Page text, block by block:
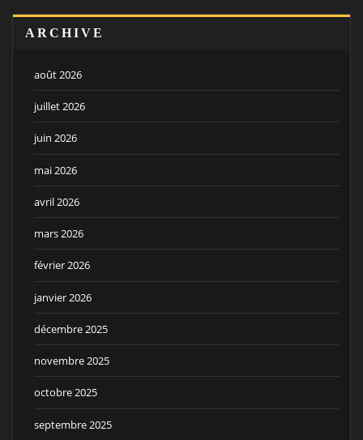
ARCHIVE
août 2026
juillet 2026
juin 2026
mai 2026
avril 2026
mars 2026
février 2026
janvier 2026
décembre 2025
novembre 2025
octobre 2025
septembre 2025